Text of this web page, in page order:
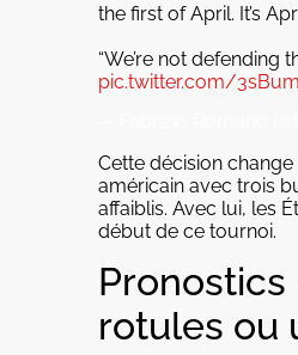
the first of April. It’s
“We’re not defending
pic.twitter.com/
Cette décision
américain avec trois
affaiblis. Avec lui, les
début de ce tournoi.
Pronostics
rotules ou